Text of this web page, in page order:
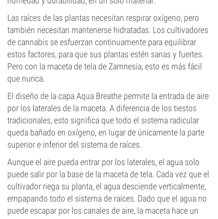
Las raíces de las plantas necesitan respirar oxígeno, pero
también necesitan mantenerse hidratadas. Los cultivadores
de cannabis se esfuerzan continuamente para equilibrar
estos factores, para que sus plantas estén sanas y fuertes.
Pero con la maceta de tela de Zamnesia, esto es más fácil
que nunca.
El diseño de la capa Aqua Breathe permite la entrada de aire
por los laterales de la maceta. A diferencia de los tiestos
tradicionales, esto significa que todo el sistema radicular
queda bañado en oxígeno, en lugar de únicamente la parte
superior e inferior del sistema de raíces.
Aunque el aire pueda entrar por los laterales, el agua solo
puede salir por la base de la maceta de tela. Cada vez que el
cultivador riega su planta, el agua desciende verticalmente,
empapando todo el sistema de raíces. Dado que el agua no
puede escapar por los canales de aire, la maceta hace un